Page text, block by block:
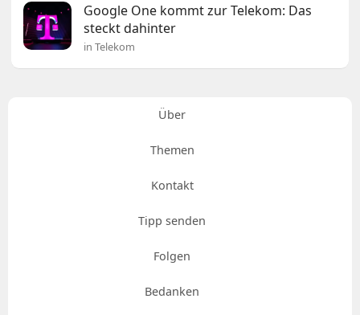
Google One kommt zur Telekom: Das
steckt dahinter
in Telekom
Über
Themen
Kontakt
Tipp senden
Folgen
Bedanken